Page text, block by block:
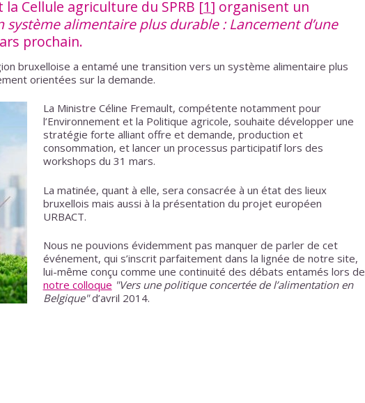
Cellule agriculture du SPRB [1] organisent un
système alimentaire plus durable : Lancement d’une
prochain.
bruxelloise a entamé une transition vers un système alimentaire plus
orientées sur la demande.
La Ministre Céline Fremault, compétente notamment pour
l’Environnement et la Politique agricole, souhaite développer une
stratégie forte alliant offre et demande, production et
consommation, et lancer un processus participatif lors des
workshops du 31 mars.
La matinée, quant à elle, sera consacrée à un état des lieux
bruxellois mais aussi à la présentation du projet européen
URBACT.
Nous ne pouvions évidemment pas manquer de parler de cet
événement, qui s’inscrit parfaitement dans la lignée de notre site,
lui-même conçu comme une continuité des débats entamés lors de
notre colloque "Vers une politique concertée de l’alimentation en
Belgique"d’avril 2014.